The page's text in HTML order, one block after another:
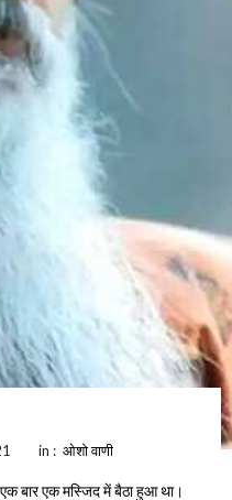
in : ओशो वाणी
बार एक मस्जिद में बैठा हुआ था।